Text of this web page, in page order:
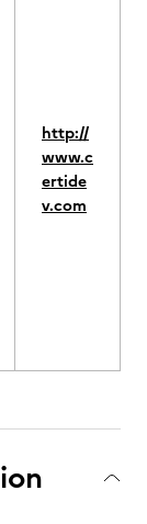
http://
www.c
ertide
v.com